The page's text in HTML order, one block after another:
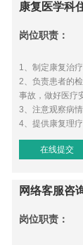
康复医学科
岗位职责：
1、制定康复治
2、负责患者的
事故，做好医疗
3、注意观察病
4、提供康复理
在线提交
网络客服咨
岗位职责：